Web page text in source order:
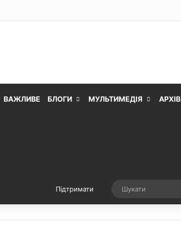
ВАЖЛИВЕ БЛОГИ МУЛЬТИМЕДІЯ АРХІВ
Підтримати Випадкова стаття